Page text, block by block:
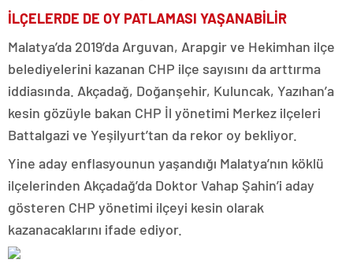
İLÇELERDE DE OY PATLAMASI YAŞANABİLİR
Malatya’da 2019’da Arguvan, Arapgir ve Hekimhan ilçe
belediyelerini kazanan CHP ilçe sayısını da arttırma
iddiasında. Akçadağ, Doğanşehir, Kuluncak, Yazıhan’a
kesin gözüyle bakan CHP İl yönetimi Merkez ilçeleri
Battalgazi ve Yeşilyurt’tan da rekor oy bekliyor.
Yine aday enflasyounun yaşandığı Malatya’nın köklü
ilçelerinden Akçadağ’da Doktor Vahap Şahin’i aday
gösteren CHP yönetimi ilçeyi kesin olarak
kazanacaklarını ifade ediyor.